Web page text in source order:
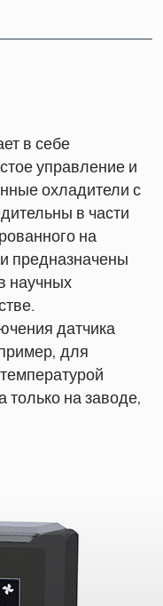
в себе
управление и
охладители с
в части
на
предназначены
научных
датчика
для
только на заводе,